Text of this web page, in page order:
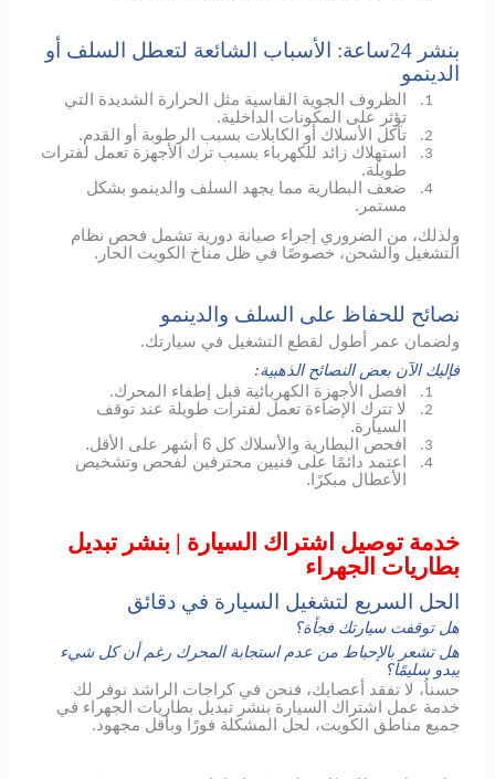
بنشر 24ساعة: الأسباب الشائعة لتعطل السلف أو
الدينمو
1.
الظروف الجوية القاسية مثل الحرارة الشديدة التي
تؤثر على المكونات الداخلية.
2. تآكل الأسلاك أو الكابلات بسبب الرطوبة أو القدم.
3.
استهلاك زائد للكهرباء بسبب ترك الأجهزة تعمل لفترات
طويلة.
4.
ضعف البطارية مما يجهد السلف والدينمو بشكل
مستمر.
ولذلك، من الضروري إجراء صيانة دورية تشمل فحص نظام
التشغيل والشحن، خصوصًا في ظل مناخ الكويت الحار.
نصائح للحفاظ على السلف والدينمو
ولضمان عمر أطول لقطع التشغيل في سيارتك.
فإليك الآن بعض النصائح الذهبية:
1. افصل الأجهزة الكهربائية قبل إطفاء المحرك.
2.
لا تترك الإضاءة تعمل لفترات طويلة عند توقف
السيارة.
3. افحص البطارية والأسلاك كل 6 أشهر على الأقل.
4.
اعتمد دائمًا على فنيين محترفين لفحص وتشخيص
الأعطال مبكرًا.
خدمة توصيل اشتراك السيارة | بنشر تبديل
بطاريات الجهراء
الحل السريع لتشغيل السيارة في دقائق
هل توقفت سيارتك فجأة؟
هل تشعر بالإحباط من عدم استجابة المحرك رغم أن كل شيء
يبدو سليمًا؟
حسناُ، لا تفقد أعصابك، فنحن في كراجات الراشد نوفر لك
خدمة عمل اشتراك السيارة بنشر تبديل بطاريات الجهراء في
جميع مناطق الكويت، لحل المشكلة فورًا وبأقل مجهود.